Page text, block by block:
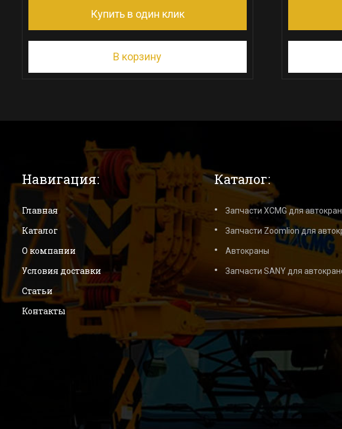
Купить в один клик
В корзину
Навигация:
Главная
Каталог
О компании
Условия доставки
Статьи
Контакты
Каталог:
Запчасти XCMG для
Запчасти Zoomlion для
Автокраны
Запчасти SANY для